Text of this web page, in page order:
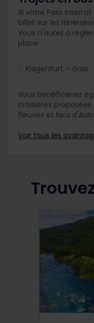
Si votre Pass
billet sur les
Vous n'aurez à
place.
Klagenfurt – Graz
Vous bénéficierez
croisières
fleuves et lacs
Voir tous les